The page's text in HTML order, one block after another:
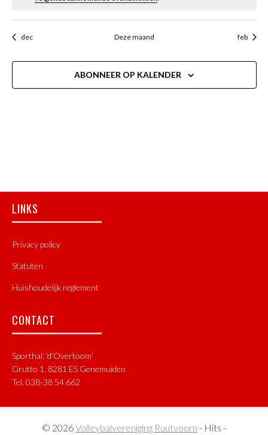
dec Deze maand feb
ABONNEER OP KALENDER
Footer
LINKS
Privacy policy
Statuten
Huishoudelijk reglement
CONTACT
Sporthal: 'd'Overtoom'
Grutto 1, 8281 ES Genemuiden
Tel. 038-38 54 662
© 2026Volleybalvereniging Ruutvoorn - Hits -